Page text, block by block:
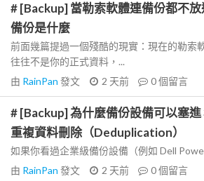
# [Backup] 當勒索軟體連備份都不
備份是什麼
前面幾篇提過一個殘酷的現實：現在的勒索
往往不是你的正式資料，...
由 RainPan 發文 2 天前 0個留言
# [Backup] 為什麼備份設備可以塞
重複資料刪除（Deduplication）
如果你看過企業級備份設備（例如 Dell
由 RainPan 發文 2 天前 0個留言